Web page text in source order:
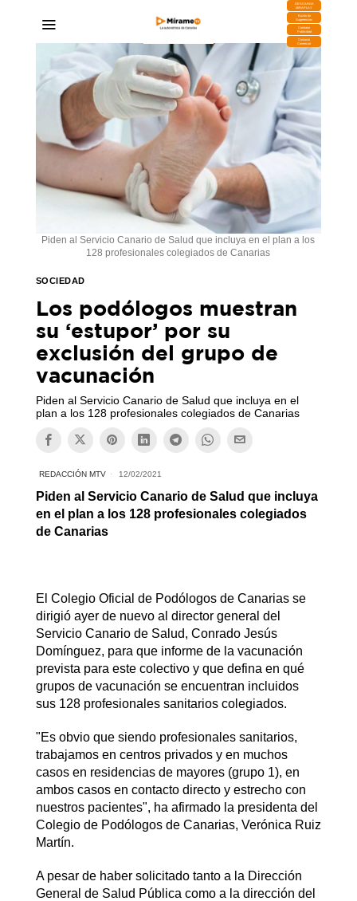
DESCARGA
MIRAPLAY
Buzón de
Sugerencias
Contratar
Publicidad
Contacto
Comercial
Piden al Servicio Canario de Salud que incluya en el plan a los
128 profesionales colegiados de Canarias
SOCIEDAD
Los podólogos muestran
su ‘estupor’ por su
exclusión del grupo de
vacunación
Piden al Servicio Canario de Salud que incluya en el
plan a los 128 profesionales colegiados de Canarias
REDACCIÓN MTV 12/02/2021
Piden al Servicio Canario de Salud que incluya
en el plan a los 128 profesionales colegiados
de Canarias
El Colegio Oficial de Podólogos de Canarias se
dirigió ayer de nuevo al director general del
Servicio Canario de Salud, Conrado Jesús
Domínguez, para que informe de la vacunación
prevista para este colectivo y que defina en qué
grupos de vacunación se encuentran incluidos
sus 128 profesionales sanitarios colegiados.
"Es obvio que siendo profesionales sanitarios,
trabajamos en centros privados y en muchos
casos en residencias de mayores (grupo 1), en
ambos casos en contacto directo y estrecho con
nuestros pacientes", ha afirmado la presidenta del
Colegio de Podólogos de Canarias, Verónica Ruiz
Martín.
A pesar de haber solicitado tanto a la Dirección
General de Salud Pública como a la dirección del